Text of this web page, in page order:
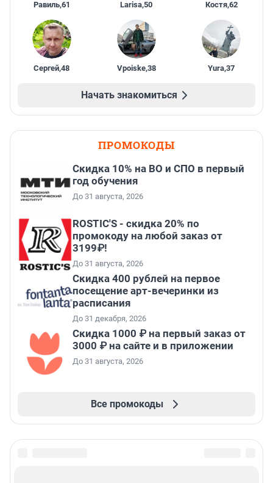
Равиль,61 Larisa,50 Костя,62
Сергей,48 Vpoiske,38 Yura,37
Начать знакомиться
ПРОМОКОДЫ
Скидка 10% на ВО и СПО в первый
год обучения
До 31 августа, 2026
ROSTIC'S - скидка 20% по
промокоду на любой заказ от
3199₽!
До 31 августа, 2026
Cкидка 400 рублей на первое
посещение арт-вечеринки из
расписания
До 31 декабря, 2026
Скидка 1000 ₽ на первый заказ от
3000 ₽ на сайте и в приложении
До 31 августа, 2026
Все промокоды